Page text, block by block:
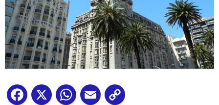
Facebook
X WhatsApp
Email